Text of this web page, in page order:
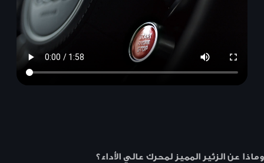
وماذا عن الزئير المميز لمحرك عالي الأداء؟